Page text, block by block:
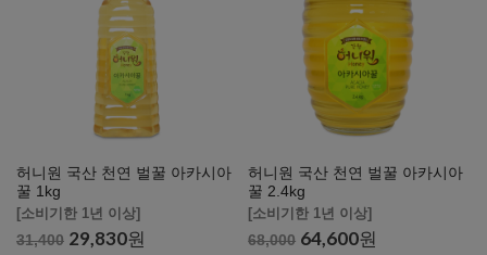
허니원 국산 천연 벌꿀 아카시아
꿀 1kg
[소비기한 1년 이상]
31,400 29,830원
허니원 국산 천연 벌꿀 아카시아
꿀 2.4kg
[소비기한 1년 이상]
68,000 64,600원